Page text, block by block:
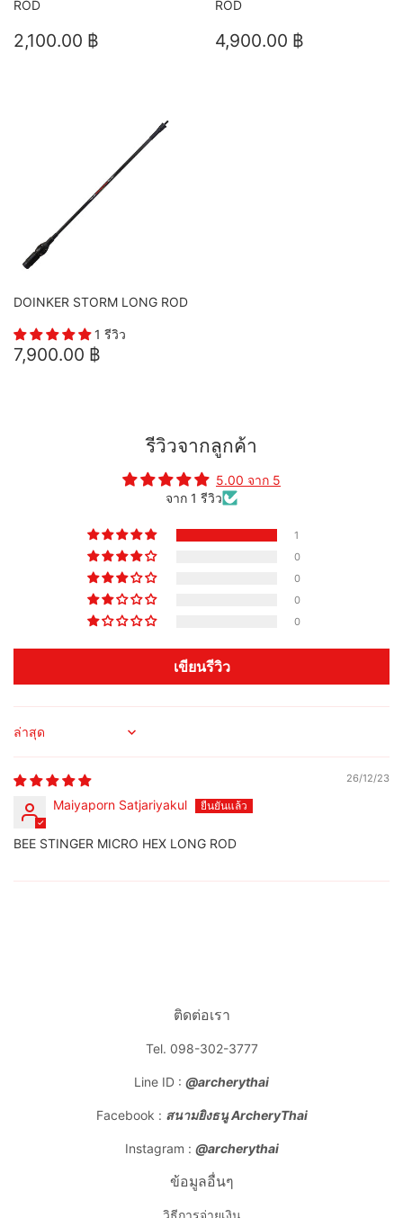
ROD
ราคา
ปกติ
2,100.00 ฿
ROD
ราคา
ปกติ
4,900.00 ฿
DOINKER STORM LONG ROD
1 รีวิว
ราคา
ปกติ
7,900.00 ฿
รีวิวจากลูกค้า
5.00 จาก 5
จาก 1 รีวิว
1
0
0
0
0
เขียนรีวิว
Sort by
26/12/23
Maiyaporn Satjariyakul
BEE STINGER MICRO HEX LONG ROD
ติดต่อเรา
Tel. 098-302-3777
Line ID : @archerythai
Facebook : สนามยิงธนู ArcheryThai
Instagram : @archerythai
ข้อมูลอื่นๆ
วิธีการจ่ายเงิน